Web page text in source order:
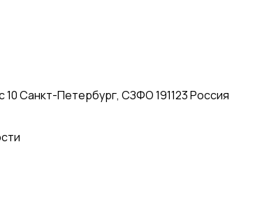
Санкт-Петербург, СЗФО 191123 Россия